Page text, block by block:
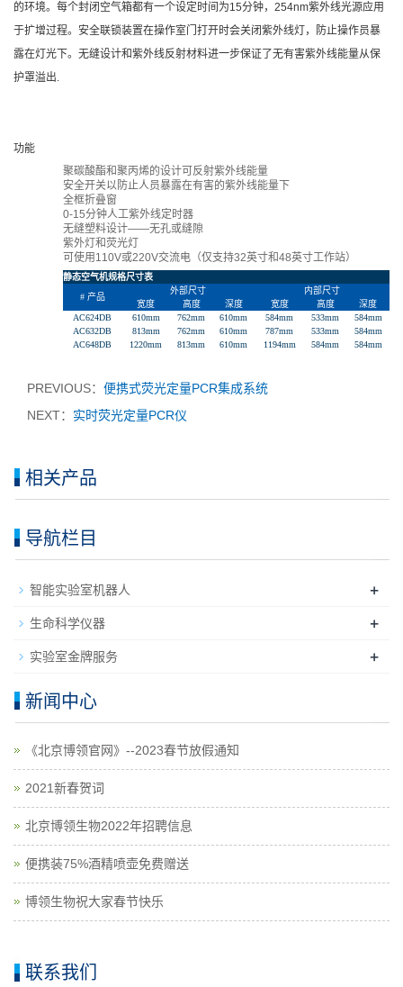
的环境。每个封闭空气箱都有一个设定时间为15分钟，254nm紫外线光源应用
于扩增过程。安全联锁装置在操作室门打开时会关闭紫外线灯，防止操作员暴
露在灯光下。无缝设计和紫外线反射材料进一步保证了无有害紫外线能量从保
护罩溢出.
功能
聚碳酸酯和聚丙烯的设计可反射紫外线能量
安全开关以防止人员暴露在有害的紫外线能量下
全框折叠窗
0-15分钟人工紫外线定时器
无缝塑料设计——无孔或缝隙
紫外灯和荧光灯
可使用110V或220V交流电（仅支持32英寸和48英寸工作站）
静态空气机规格尺寸表
# 产品
外部尺寸
内部尺寸
宽度
高度 深度 宽度 高度
深度
AC624DB
610mm 762mm 610mm 584mm 533mm
584mm
AC632DB
813mm 762mm 610mm 787mm 533mm
584mm
AC648DB
1220mm 813mm 610mm 1194mm 584mm 584mm
PREVIOUS： 便携式荧光定量PCR集成系统
NEXT： 实时荧光定量PCR仪
相关产品
导航栏目
智能实验室机器人 +
生命科学仪器 +
实验室金牌服务 +
新闻中心
《北京博领官网》--2023春节放假通知
2021新春贺词
北京博领生物2022年招聘信息
便携装75%酒精喷壶免费赠送
博领生物祝大家春节快乐
联系我们